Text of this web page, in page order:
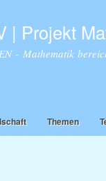
| Projekt
- Mathematik
Themen